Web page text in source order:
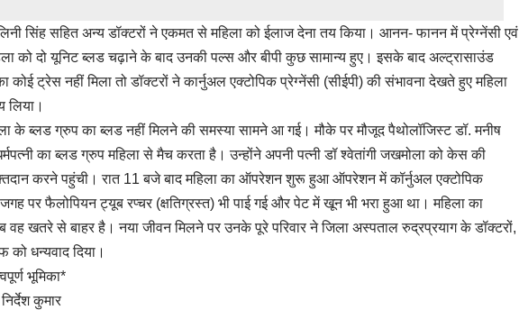
सिंह सहित अन्य डॉक्टरों ने एकमत से महिला को ईलाज देना तय किया। आनन- फानन में प्रेग्नेंसी एवं
को दो यूनिट ब्लड चढ़ाने के बाद उनकी पल्स और बीपी कुछ सामान्य हुए। इसके बाद अल्ट्रासाउंड
कोई ट्रेस नहीं मिला तो डॉक्टरों ने कार्नुअल एक्टोपिक प्रेग्नेंसी (सीईपी) की संभावना देखते हुए महिला
लिया।
के ब्लड ग्रुप का ब्लड नहीं मिलने की समस्या सामने आ गई। मौके पर मौजूद पैथोलॉजिस्ट डॉ. मनीष
का ब्लड ग्रुप महिला से मैच करता है। उन्होंने अपनी पत्नी डॉ श्वेतांगी जखमोला को केस की
करने पहुंची। रात 11 बजे बाद महिला का ऑपरेशन शुरू हुआ ऑपरेशन में कॉर्नुअल एक्टोपिक
जगह पर फैलोपियन ट्यूब रप्चर (क्षतिग्रस्त) भी पाई गई और पेट में खून भी भरा हुआ था। महिला का
खतरे से बाहर है। नया जीवन मिलने पर उनके पूरे परिवार ने जिला अस्पताल रुद्रप्रयाग के डॉक्टरों,
को धन्यवाद दिया।
भूमिका*
कुमार